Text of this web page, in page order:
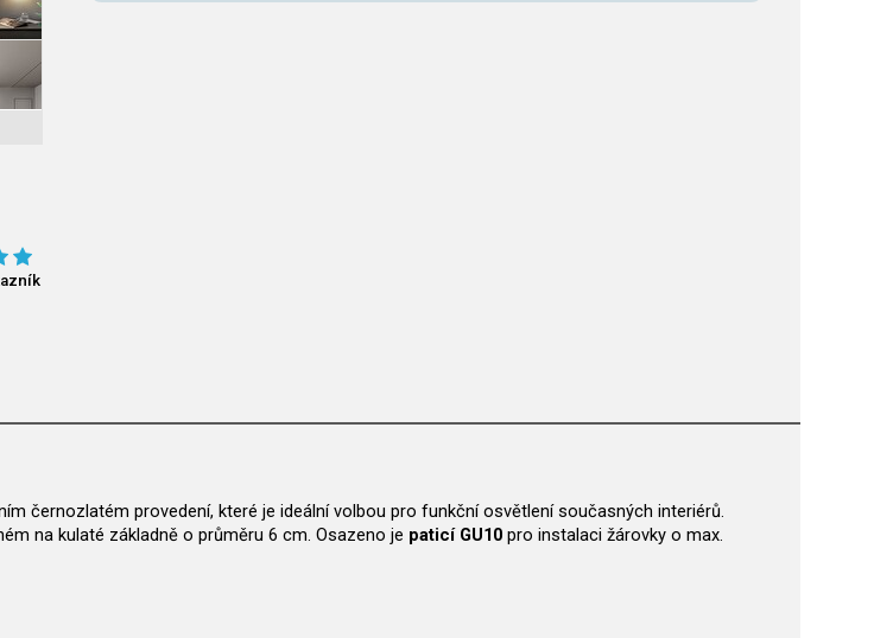
černozlatém provedení, které je ideální volbou pro funkční osvětlení současných interiérů.
na kulaté základně o průměru 6 cm. Osazeno je paticí GU10 pro instalaci žárovky o max.